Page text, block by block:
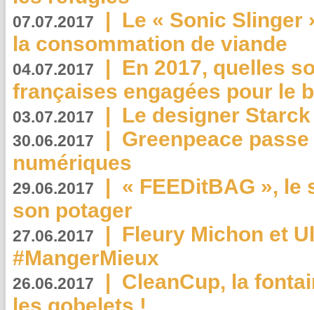
07.07.2017 | Le « Sonic Slinger
la consommation de viande
04.07.2017 | En 2017, quelles
françaises engagées pour le
03.07.2017 | Le designer
30.06.2017 | Greenpeace
numériques
29.06.2017 | « FEEDitBAG », le
son potager
27.06.2017 | Fleury Michon et
#MangerMieux
26.06.2017 | CleanCup, la